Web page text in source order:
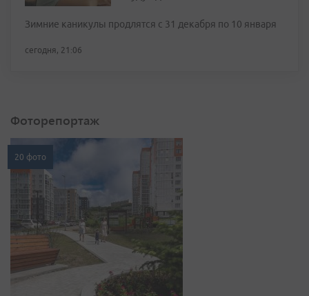
Зимние каникулы продлятся с 31 декабря по 10 января
сегодня, 21:06
Фоторепортаж
20 фото